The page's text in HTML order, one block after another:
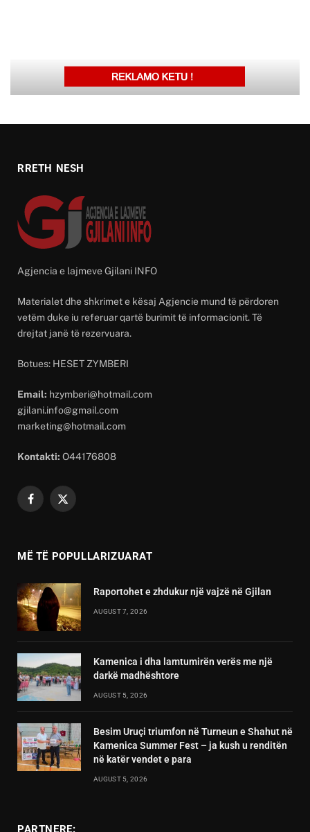
RRETH NESH
Agjencia e lajmeve Gjilani INFO
Materialet dhe shkrimet e kësaj Agjencie mund të përdoren
vetëm duke iu referuar qartë burimit të informacionit. Të
drejtat janë të rezervuara.
Botues: HESET ZYMBERI
Email: hzymberi@hotmail.com
gjilani.info@gmail.com
marketing@hotmail.com
Kontakti: O44176808
Facebook
X
MË TË POPULLARIZUARAT
Raportohet e zhdukur një vajzë në Gjilan
AUGUST 7, 2026
Kamenica i dha lamtumirën verës me një
darkë madhështore
AUGUST 5, 2026
Besim Uruçi triumfon në Turneun e Shahut në
Kamenica Summer Fest – ja kush u renditën
në katër vendet e para
AUGUST 5, 2026
PARTNERE: